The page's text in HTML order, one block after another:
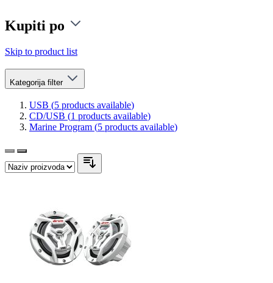
Kupiti po
Skip to product list
Kategorija filter
USB (5 products available)
CD/USB (1 products available)
Marine Program (5 products available)